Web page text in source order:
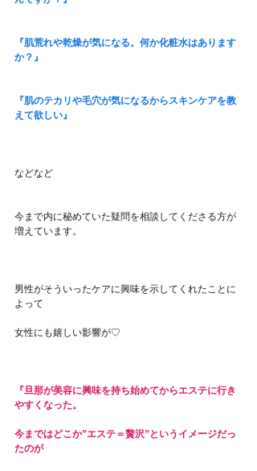
『肌荒れや乾燥が気になる。何か化粧水はあります
か？』
『肌のテカリや毛穴が気になるからスキンケアを教
えて欲しい』
などなど
今まで内に秘めていた疑問を相談してくださる方が
増えています。
男性がそういったケアに興味を示してくれたことに
よって
女性にも嬉しい影響が♡
『旦那が美容に興味を持ち始めてからエステに行き
やすくなった。
今まではどこか”エステ＝贅沢”というイメージだっ
たのが